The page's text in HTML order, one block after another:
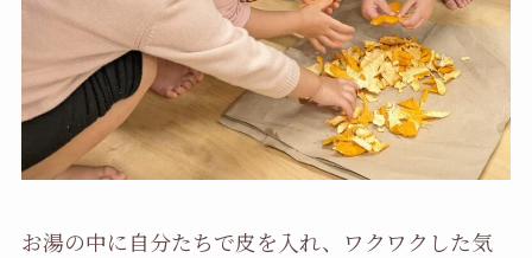
お湯の中に自分たちで皮を入れ、ワクワクした気